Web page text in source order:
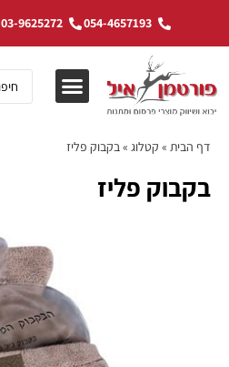
054-4657193
03-9625272
דף הבית » קטלוג »בקבוק פליז
בקבוק פליז